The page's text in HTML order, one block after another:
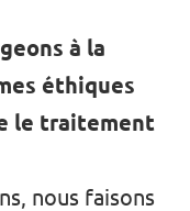
à la
éthiques
le traitement
nous faisons